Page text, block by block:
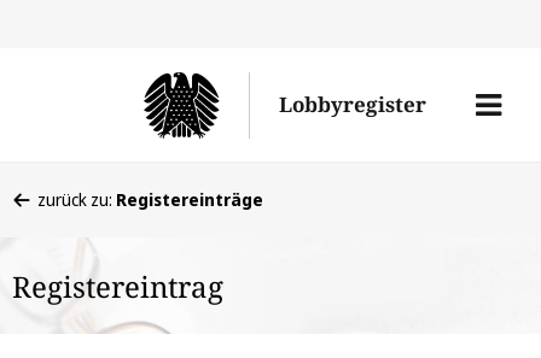
Lobbyregister
Menü
befinden
hier:
zurück zu: Registereinträge
Registereintrag